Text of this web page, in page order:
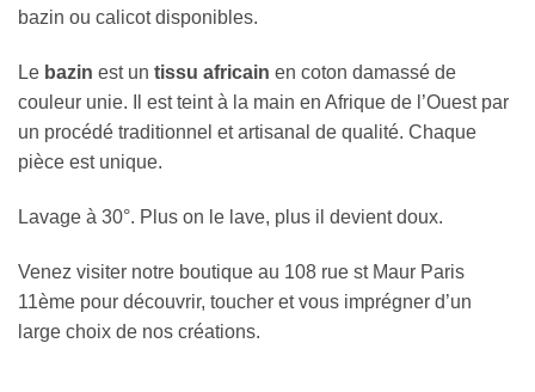
bazin ou calicot disponibles.
Le bazin est un tissu africain en coton damassé de
couleur unie. Il est teint à la main en Afrique de l’Ouest par
un procédé traditionnel et artisanal de qualité. Chaque
pièce est unique.
Lavage à 30°. Plus on le lave, plus il devient doux.
Venez visiter notre boutique au 108 rue st Maur Paris
11ème pour découvrir, toucher et vous imprégner d’un
large choix de nos créations.